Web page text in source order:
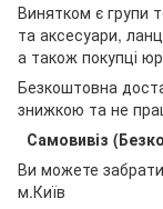
Винятком є групи
та аксесуари,
а також покупці
Безкоштовна
знижкою та не
Самовивіз
Ви можете
м.Київ